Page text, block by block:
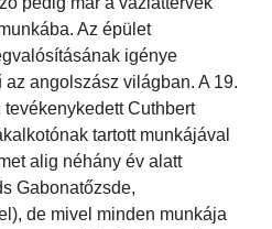
Az épület
igénye
angolszász világban. A 19.
Cuthbert
tartott munkájával
alig néhány év alatt
Gabonatőzsde,
de mivel minden munkája